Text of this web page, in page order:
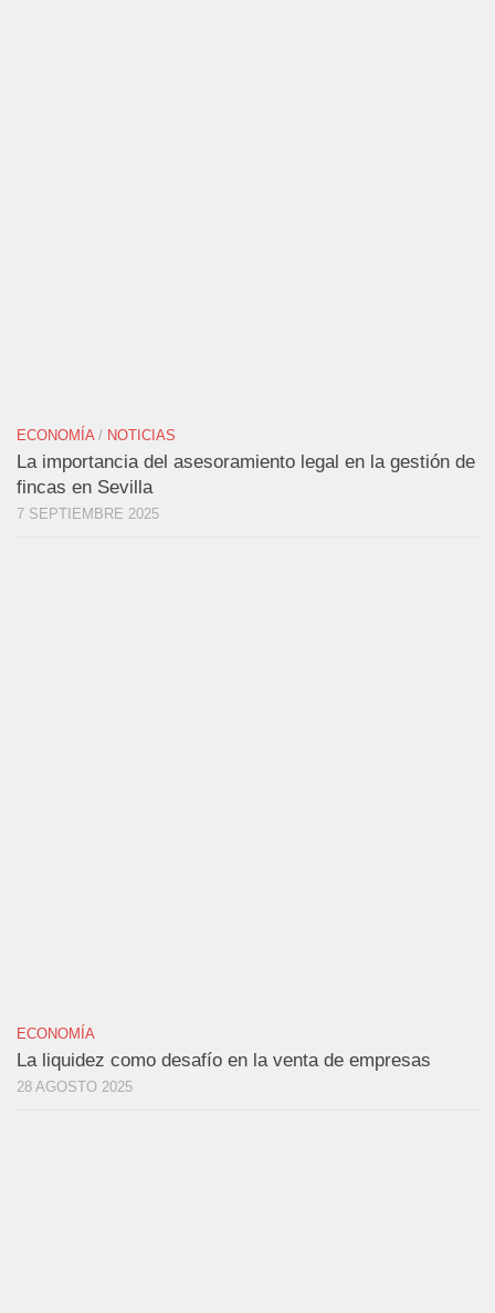
ECONOMÍA/ NOTICIAS
La importancia del asesoramiento legal en la gestión de
fincas en Sevilla
7 SEPTIEMBRE 2025
ECONOMÍA
La liquidez como desafío en la venta de empresas
28 AGOSTO 2025